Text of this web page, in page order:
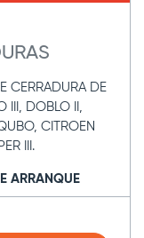
CERRADURA DE
III, DOBLO II,
CITROEN
III.
ARRANQUE